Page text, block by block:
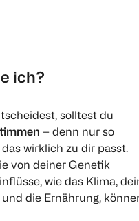
ich?
solltest du
– denn nur so
wirklich zu dir passt.
von deiner Genetik
wie das Klima,
die Ernährung,